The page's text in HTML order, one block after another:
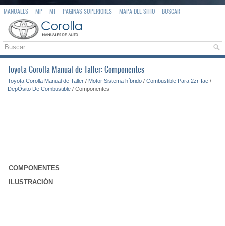
MANUALES MP MT PAGINAS SUPERIORES MAPA DEL SITIO BUSCAR
Toyota Corolla Manual de Taller: Componentes
Toyota Corolla Manual de Taller / Motor Sistema híbrido / Combustible Para 2zr-fae /
DepÓsito De Combustible / Componentes
COMPONENTES
ILUSTRACIÓN